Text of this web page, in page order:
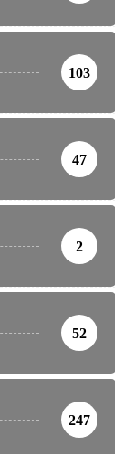
103
47
2
52
247